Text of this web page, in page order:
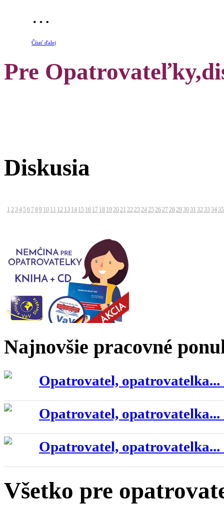
…
Čítať ďalej
Pre
Diskusia
1 2 3456 789 10 11 12 13 14 15 16 17 18 19 20 21 22 23 24 25 26 27 28 293031 32 333435
Najnovšie pracovné
Opatrovatel, opatrovatelka...
Opatrovatel, opatrovatelka...
Opatrovatel, opatrovatelka...
Všetko pre